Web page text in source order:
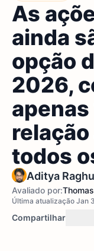
As
ainda
opção
2026,
apenas
todos
Aditya
Avaliado por:
Última atualização Jan
Compartilhar